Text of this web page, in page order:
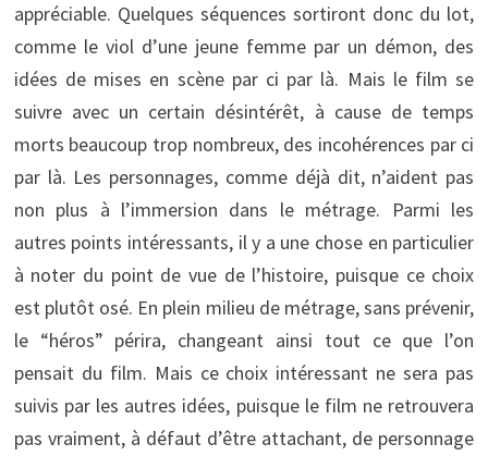
appréciable. Quelques séquences sortiront donc du lot,
comme le viol d’une jeune femme par un démon, des
idées de mises en scène par ci par là. Mais le film se
suivre avec un certain désintérêt, à cause de temps
morts beaucoup trop nombreux, des incohérences par ci
par là. Les personnages, comme déjà dit, n’aident pas
non plus à l’immersion dans le métrage. Parmi les
autres points intéressants, il y a une chose en particulier
à noter du point de vue de l’histoire, puisque ce choix
est plutôt osé. En plein milieu de métrage, sans prévenir,
le “héros” périra, changeant ainsi tout ce que l’on
pensait du film. Mais ce choix intéressant ne sera pas
suivis par les autres idées, puisque le film ne retrouvera
pas vraiment, à défaut d’être attachant, de personnage